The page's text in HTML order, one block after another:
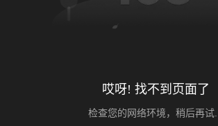
哎呀! 找不到页面了
检查您的网络环境，稍后再试...